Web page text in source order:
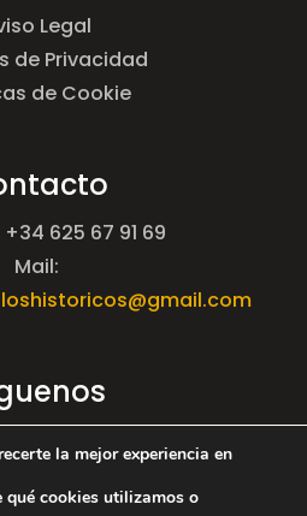
Legal
de Privacidad
de Cookie
625 67 91 69
Mail:
la mejor experiencia en
qué cookies utilizamos o